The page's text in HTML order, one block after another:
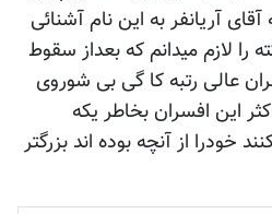
آقای آریانفر به این نام آشنائی
را لازم میدانم که بعداز سقوط
عالی رتبه کا گی بی شوروی
این افسران بخاطر یکه
از آنچه بوده اند بزرگتر